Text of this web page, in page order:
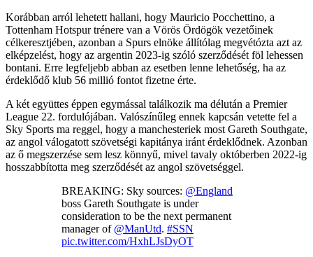
Korábban arról lehetett hallani, hogy Mauricio Pocchettino, a
Tottenham Hotspur trénere van a Vörös Ördögök vezetőinek
célkeresztjében, azonban a Spurs elnöke állítólag megvétózta azt az
elképzelést, hogy az argentin 2023-ig szóló szerződését föl lehessen
bontani. Erre legfeljebb abban az esetben lenne lehetőség, ha az
érdeklődő klub 56 millió fontot fizetne érte.
A két együttes éppen egymással találkozik ma délután a Premier
League 22. fordulójában. Valószínűleg ennek kapcsán vetette fel a
Sky Sports ma reggel, hogy a manchesteriek most Gareth Southgate,
az angol válogatott szövetségi kapitánya iránt érdeklődnek. Azonban
az ő megszerzése sem lesz könnyű, mivel tavaly októberben 2022-ig
hosszabbította meg szerződését az angol szövetséggel.
BREAKING: Sky sources: @England
boss Gareth Southgate is under
consideration to be the next permanent
manager of @ManUtd. #SSN
pic.twitter.com/HxhLJsDyOT